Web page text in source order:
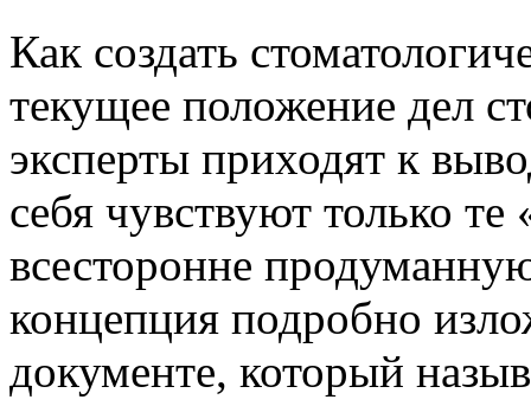
Как создать
текущее положение дел
эксперты приходят к
себя чувствуют только
всесторонне
концепция подробно
документе, который